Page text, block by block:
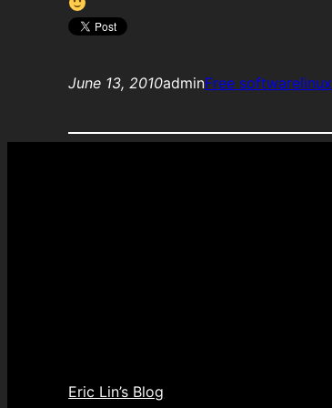
June 13, 2010adminFree softwarelinux
Eric Lin’s Blog